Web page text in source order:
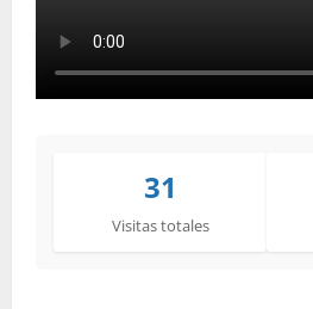
31
Visitas totales